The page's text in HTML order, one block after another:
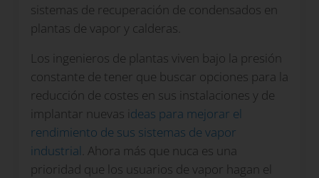
sistemas de recuperación de condensados en
plantas de vapor y calderas.
Los ingenieros de plantas viven bajo la presión
constante de tener que buscar opciones para la
reducción de costes en sus instalaciones y de
implantar nuevas i deas para mejorar el
rendimiento de sus sistemas de vapor
industrial . Ahora más que nuca es una
prioridad que los usuarios de vapor hagan el